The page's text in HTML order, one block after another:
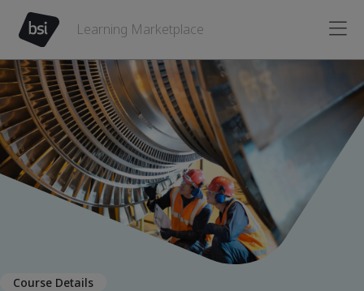
Learning Marketplace
Course Details